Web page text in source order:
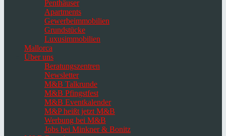
Penthäuser
Apartments
Gewerbeimmobilien
Grundstücke
Luxusimmobilien
Mallorca
Über uns
Beratungszentren
Newsletter
M&B Talkrunde
M&B Pfingstfest
M&B Eventkalender
M&P heißt jetzt M&B
Werbung bei M&B
Jobs bei Minkner & Bonitz